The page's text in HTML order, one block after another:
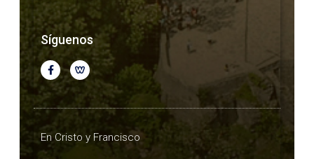
Síguenos
En Cristo y Francisco